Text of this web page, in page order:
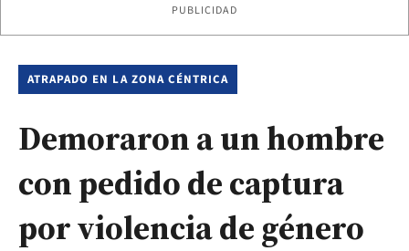
PUBLICIDAD
ATRAPADO EN LA ZONA CÉNTRICA
Demoraron a un hombre
con pedido de captura
por violencia de género